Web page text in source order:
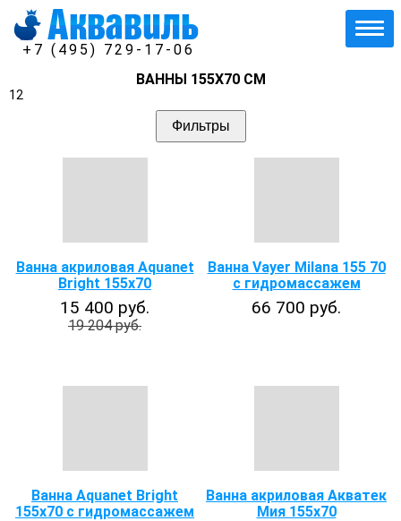
+7 (495) 729-17-06
ВАННЫ 155Х70 СМ
12
Фильтры
Ванна акриловая Aquanet
Bright 155x70
15 400 руб.
19 204 руб.
Ванна Vayer Milana 155 70
с гидромассажем
66 700 руб.
Ванна Aquanet Bright
155x70 с гидромассажем
Ванна акриловая Акватек
Мия 155х70